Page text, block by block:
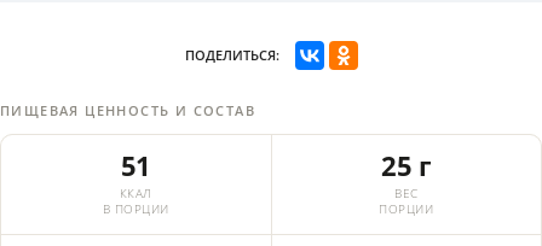
ПОДЕЛИТЬСЯ:
ПИЩЕВАЯ ЦЕННОСТЬ И СОСТАВ
51
ККАЛ
В ПОРЦИИ
25 г
ВЕС
ПОРЦИИ